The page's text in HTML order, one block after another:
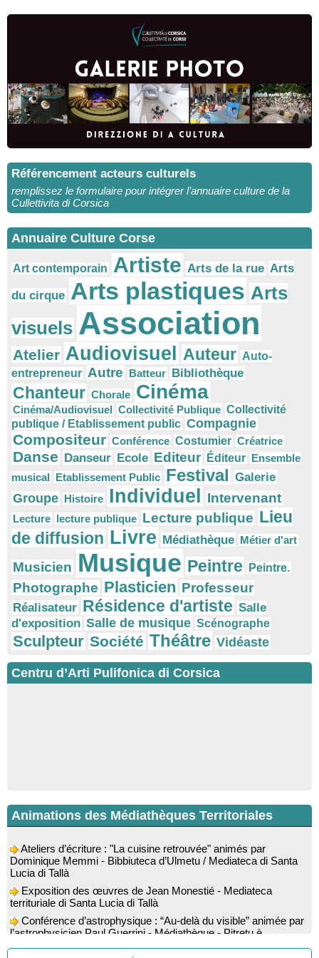
Référencement acteurs culturels
remplissez le formulaire pour intégrer l’annuaire culture de la
Cullettivita di Corsica
Annuaire Culture Corse
Art contemporain Artiste Arts de la rue Arts
du cirque Arts plastiques Arts
visuels Association
Atelier Audiovisuel Auteur Auto-
entrepreneur Autre Batteur Bibliothèque
Chanteur Chorale Cinéma
Cinéma/Audiovisuel Collectivité Publique Collectivité
publique / Etablissement public Compagnie
Compositeur Conférence Costumier Créatrice
Danse Danseur Ecole Editeur Éditeur Ensemble
musical Etablissement Public Festival Galerie
Groupe Histoire Individuel Intervenant
Lecture lecture publique Lecture publique Lieu
de diffusion Livre Médiathèque Métier d'art
Musicien Musique Peintre Peintre.
Photographe Plasticien Professeur
Réalisateur Résidence d'artiste Salle
d'exposition Salle de musique Scénographe
Sculpteur Société Théâtre Vidéaste
Centru d’Arti Pulifonica di Corsica
Animations des Médiathèques Territoriales
Dominique Memmi - Bibbiuteca d’Ulmetu / Mediateca di Santa
Lucia di Tallà
Exposition des œuvres de Jean Monestié - Mediateca
territuriale di Santa Lucia di Tallà
Conférence d’astrophysique : “Au-delà du visible” animée par
l’astrophysicien Paul Guerrini - Médiathèque - Pitretu è
Bicchisgià
Exposition des œuvres de Dominique Malberti Morin :